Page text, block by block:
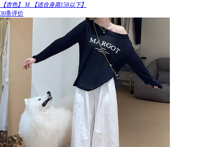
【杏色】 M 【适合身高158以下】
30条评价